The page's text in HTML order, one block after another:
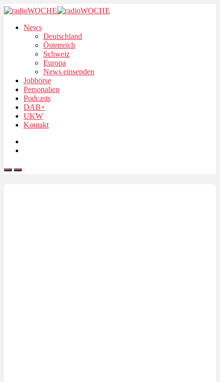
News
Deutschland
Österreich
Schweiz
Europa
News einsenden
Jobbörse
Personalien
Podcasts
DAB+
UKW
Kontakt